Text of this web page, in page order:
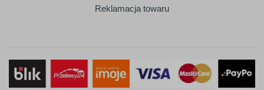
Reklamacja towaru